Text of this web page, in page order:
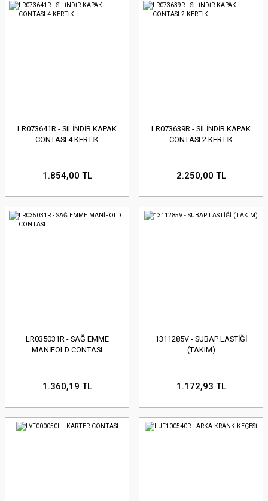
LR073641R - SiLİNDİR KAPAK
CONTASI 4 KERTİK
1.854,00 TL
LR073639R - SİLİNDİR KAPAK
CONTASI 2 KERTİK
2.250,00 TL
LR035031R - SAĞ EMME
MANİFOLD CONTASI
1.360,19 TL
1311285V - SUBAP LASTİĞİ
(TAKIM)
1.172,93 TL